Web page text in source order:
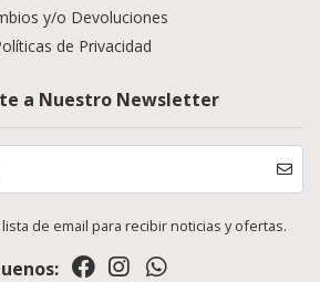
y/o Devoluciones
de Privacidad
a Nuestro Newsletter
de email para recibir noticias y ofertas.